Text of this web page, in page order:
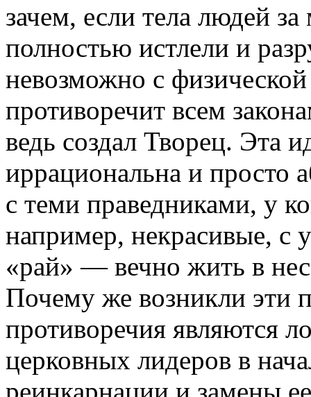
зачем, если тела людей
полностью истлели и
невозможно с
противоречит всем
ведь создал Творец. Эта
иррациональна и просто
с теми праведниками, у
например, некрасивые, с
«рай» — вечно жить в
Почему же возникли эти
противоречия являются
церковных лидеров в
реинкарнации и замены